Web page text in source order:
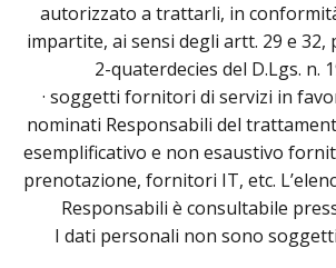
autorizzato a trattarli, in
impartite, ai sensi degli artt. 29 e 32,
2-quaterdecies del D.Lgs. n.
· soggetti fornitori di servizi in
nominati Responsabili del
esemplificativo e non esaustivo
prenotazione, fornitori IT, etc.
Responsabili è consultabile
I dati personali non sono